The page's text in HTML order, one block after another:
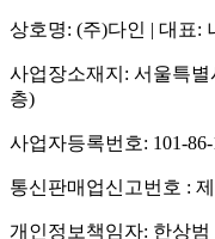
상호명: (주)다인 | 대표:
사업장소재지: 서울특
층)
사업자등록번호: 101-86-
통신판매업신고번호 :
개인정보책임자: 한상범